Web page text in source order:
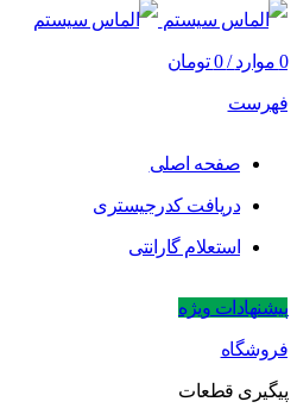
0 موارد /
0 تومان
فهرست
صفحه اصلی
دریافت کدرجیستری
استعلام گارانتی
پیشنهادات ویژه
فروشگاه
پیگیری قطعات